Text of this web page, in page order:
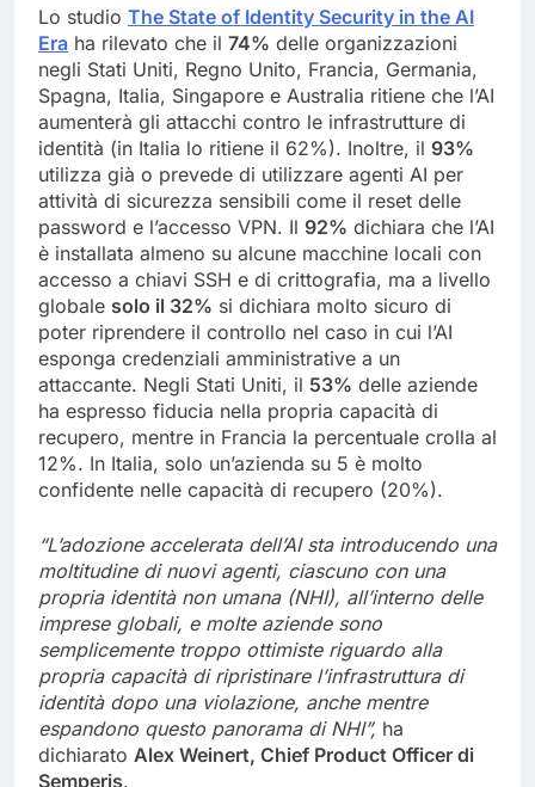
Lo studio The State of Identity Security in the AI
Era ha rilevato che il 74% delle organizzazioni
negli Stati Uniti, Regno Unito, Francia, Germania,
Spagna, Italia, Singapore e Australia ritiene che l’AI
aumenterà gli attacchi contro le infrastrutture di
identità (in Italia lo ritiene il 62%). Inoltre, il 93%
utilizza già o prevede di utilizzare agenti AI per
attività di sicurezza sensibili come il reset delle
password e l’accesso VPN. Il 92% dichiara che l’AI
è installata almeno su alcune macchine locali con
accesso a chiavi SSH e di crittografia, ma a livello
globale solo il 32% si dichiara molto sicuro di
poter riprendere il controllo nel caso in cui l’AI
esponga credenziali amministrative a un
attaccante. Negli Stati Uniti, il 53% delle aziende
ha espresso fiducia nella propria capacità di
recupero, mentre in Francia la percentuale crolla al
12%. In Italia, solo un’azienda su 5 è molto
confidente nelle capacità di recupero (20%).
“L’adozione accelerata dell’AI sta introducendo una
moltitudine di nuovi agenti, ciascuno con una
propria identità non umana (NHI), all’interno delle
imprese globali, e molte aziende sono
semplicemente troppo ottimiste riguardo alla
propria capacità di ripristinare l’infrastruttura di
identità dopo una violazione, anche mentre
espandono questo panorama di NHI”, ha
dichiarato Alex Weinert, Chief Product Officer di
Semperis.